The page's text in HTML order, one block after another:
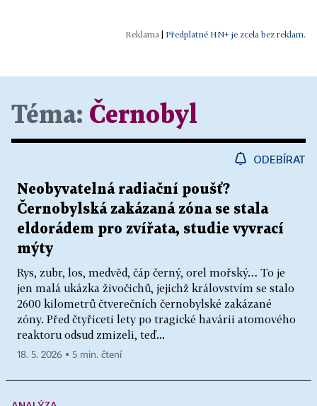
Předplatné HN+ je zcela bez reklam.
Téma: Černobyl
ODEBÍRAT
Neobyvatelná radiační poušť?
Černobylská zakázaná zóna se stala
eldorádem pro zvířata, studie vyvrací
mýty
Rys, zubr, los, medvěd, čáp černý, orel mořský… To je
jen malá ukázka živočichů, jejichž královstvím se stalo
2600 kilometrů čtverečních černobylské zakázané
zóny. Před čtyřiceti lety po tragické havárii atomového
reaktoru odsud zmizeli, teď...
18. 5. 2026 ▪ 5 min. čtení